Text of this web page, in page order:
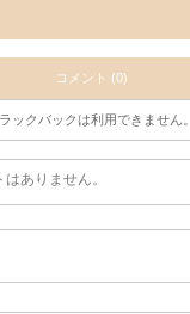
コメント (0)
ラックバックは利用できません。
ありません。